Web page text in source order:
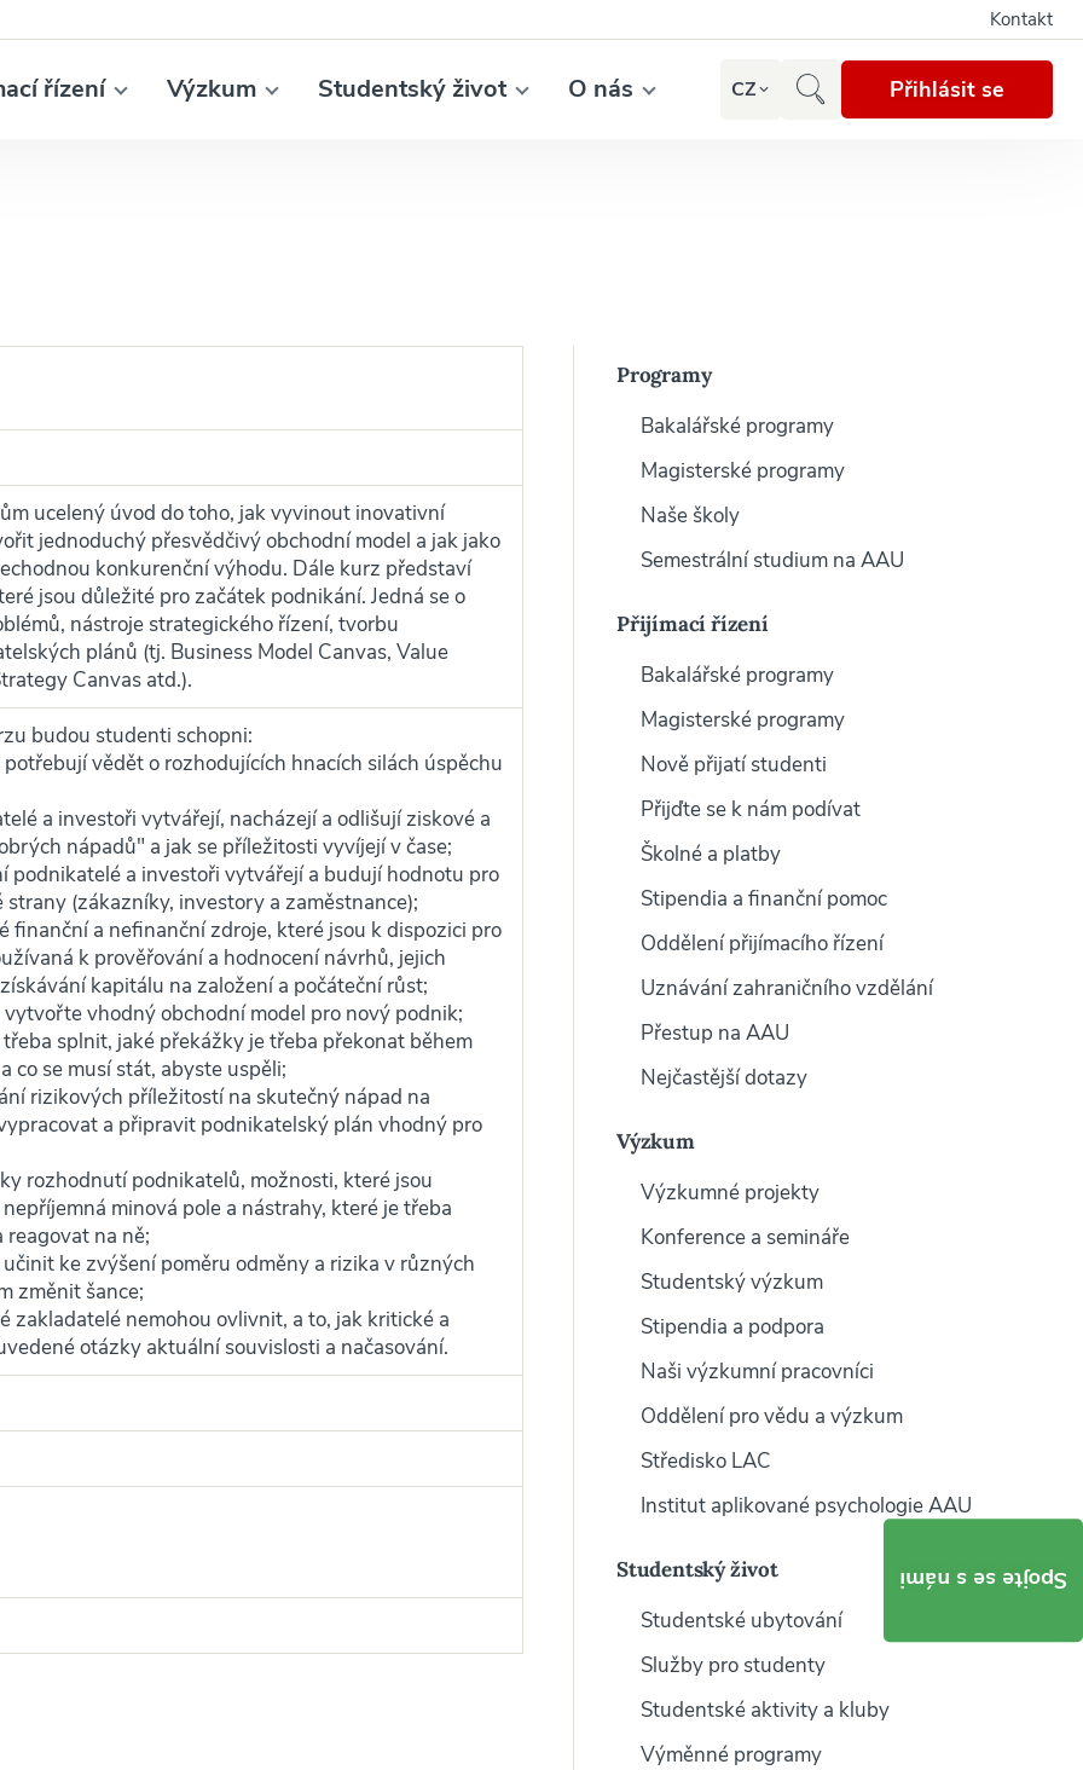
řízení Výzkum Studentský život O nás CZ Přihlásit se
Kontakt
ucelený úvod do toho, jak vyvinout inovativní
jednoduchý přesvědčivý obchodní model a jak jako
konkurenční výhodu. Dále kurz představí
jsou důležité pro začátek podnikání. Jedná se o
nástroje strategického řízení, tvorbu
plánů (tj. Business Model Canvas, Value
Canvas atd.).
budou studenti schopni:
vědět o rozhodujících hnacích silách úspěchu
a investoři vytvářejí, nacházejí a odlišují ziskové a
nápadů" a jak se příležitosti vyvíjejí v čase;
podnikatelé a investoři vytvářejí a budují hodnotu pro
(zákazníky, investory a zaměstnance);
finanční a nefinanční zdroje, které jsou k dispozici pro
k prověřování a hodnocení návrhů, jejich
kapitálu na založení a počáteční růst;
vhodný obchodní model pro nový podnik;
splnit, jaké překážky je třeba překonat během
co se musí stát, abyste uspěli;
rizikových příležitostí na skutečný nápad na
a připravit podnikatelský plán vhodný pro
rozhodnutí podnikatelů, možnosti, které jsou
minová pole a nástrahy, které je třeba
na ně;
ke zvýšení poměru odměny a rizika v různých
změnit šance;
zakladatelé nemohou ovlivnit, a to, jak kritické a
otázky aktuální souvislosti a načasování.
Programy
Bakalářské programy
Magisterské programy
Naše školy
Semestrální studium na AAU
Přijímací řízení
Bakalářské programy
Magisterské programy
Nově přijatí studenti
Přijďte se k nám podívat
Školné a platby
Stipendia a finanční pomoc
Oddělení přijímacího řízení
Uznávání zahraničního vzdělání
Přestup na AAU
Nejčastější dotazy
Výzkum
Výzkumné projekty
Konference a semináře
Studentský výzkum
Stipendia a podpora
Naši výzkumní pracovníci
Oddělení pro vědu a výzkum
Středisko LAC
Institut aplikované psychologie AAU
Studentský život
Studentské ubytování
Služby pro studenty
Studentské aktivity a kluby
Výměnné programy
Spojte se s námi